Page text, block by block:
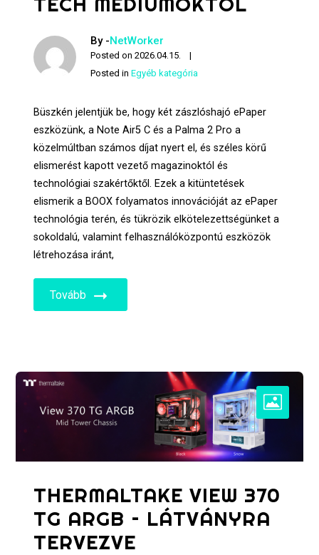
By -NetWorker
Posted on2026.04.15.
Posted inEgyéb kategória
Büszkén jelentjük be, hogy két zászlóshajó ePaper
eszközünk, a Note Air5 C és a Palma 2 Pro a
közelmúltban számos díjat nyert el, és széles körű
elismerést kapott vezető magazinoktól és
technológiai szakértőktől. Ezek a kitüntetések
elismerik a BOOX folyamatos innovációját az ePaper
technológia terén, és tükrözik elkötelezettségünket a
sokoldalú, valamint felhasználóközpontú eszközök
létrehozása iránt,
Tovább
THERMALTAKE VIEW 370
TG ARGB – LÁTVÁNYRA
TERVEZVE